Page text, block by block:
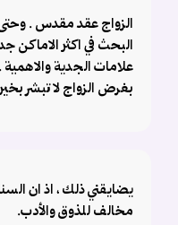
الزواج عقد مقدس .
البحث في اكثر الاماكن
علامات الجدية
بغرض الزواج لا تبشر
يضايقني ذلك ، اذ ان
مخالف للذوق والأدب.